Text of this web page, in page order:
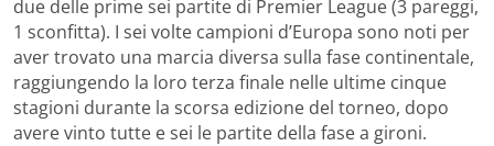
due delle prime sei partite di Premier League (3 pareggi,
1 sconfitta). I sei volte campioni d’Europa sono noti per
aver trovato una marcia diversa sulla fase continentale,
raggiungendo la loro terza finale nelle ultime cinque
stagioni durante la scorsa edizione del torneo, dopo
avere vinto tutte e sei le partite della fase a gironi.